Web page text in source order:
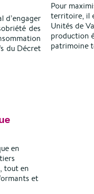
d’engager
des
du Décret
Pour
territoire, il
Unités de
production
patrimoine
en
tout en
et